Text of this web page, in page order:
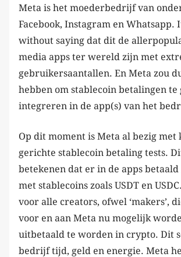
Meta is het moederbedrijf van
Facebook, Instagram en Whatsapp.
without saying dat dit de
media apps ter wereld zijn met
gebruikersaantallen. En Meta zou
hebben om stablecoin betalingen te
integreren in de app(s) van het
Op dit moment is Meta al bezig met
gerichte stablecoin betaling tests.
betekenen dat er in de apps
met stablecoins zoals USDT en
voor alle creators, ofwel ‘makers’,
voor en aan Meta nu mogelijk
uitbetaald te worden in crypto. Dit
bedrijf tijd, geld en energie. Meta